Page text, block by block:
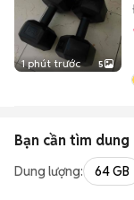
1 phút trước 5
Bạn cần tìm dung
Dung lượng: 64 GB